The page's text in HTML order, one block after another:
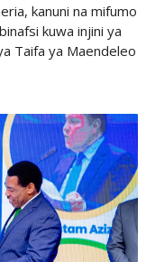
kanuni na mifumo
kuwa injini ya
Taifa ya Maendeleo